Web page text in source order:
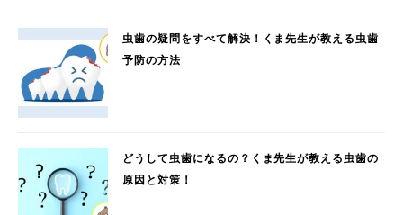
虫歯の疑問をすべて解決！くま先生が教える虫歯
予防の方法
どうして虫歯になるの？くま先生が教える虫歯の
原因と対策！